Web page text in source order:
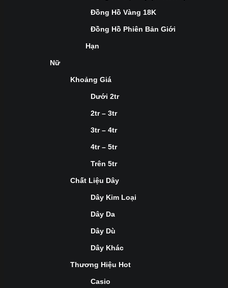
Đồng Hồ Vàng 18K
Đồng Hồ Phiên Bản Giới
Hạn
Nữ
Khoảng Giá
Dưới 2tr
2tr – 3tr
3tr – 4tr
4tr – 5tr
Trên 5tr
Chất Liệu Dây
Dây Kim Loại
Dây Da
Dây Dù
Dây Khác
Thương Hiệu Hot
Casio